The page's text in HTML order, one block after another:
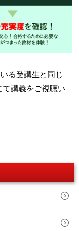
る受講生と同じ
て講義をご視聴い